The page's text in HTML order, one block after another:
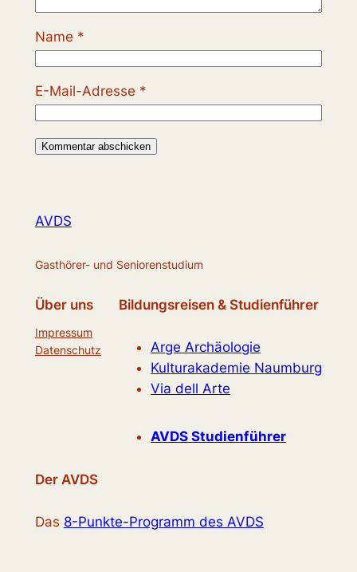
Name *
E-Mail-Adresse *
AVDS
Gasthörer- und Seniorenstudium
Über uns
Impressum
Datenschutz
Bildungsreisen & Studienführer
Arge Archäologie
Kulturakademie Naumburg
Via dell Arte
AVDS Studienführer
Der AVDS
Das 8-Punkte-Programm des AVDS